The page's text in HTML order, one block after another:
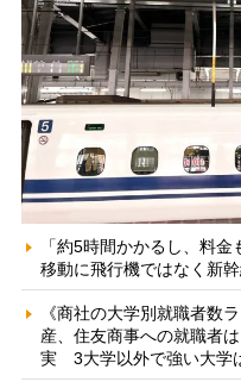
「約5時間かかるし、料
移動に飛行機ではなく新
《商社の大学別就職者数
産、住友商事への就職者
実 3大学以外で強い大学